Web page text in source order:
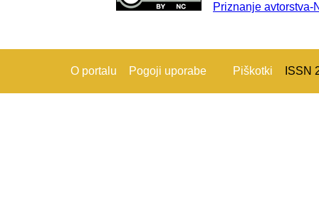
Priznanje avtorstva-
O portalu Pogoji uporabe Piškotki ISSN